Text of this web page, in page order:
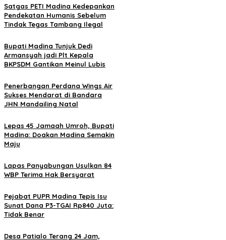
Satgas PETI Madina Kedepankan
Pendekatan Humanis Sebelum
Tindak Tegas Tambang Ilegal
Bupati Madina Tunjuk Dedi
Armansyah jadi Plt Kepala
BKPSDM Gantikan Meinul Lubis
Penerbangan Perdana Wings Air
Sukses Mendarat di Bandara
JHN Mandailing Natal
Lepas 45 Jamaah Umroh, Bupati
Madina: Doakan Madina Semakin
Maju
Lapas Panyabungan Usulkan 84
WBP Terima Hak Bersyarat
Pejabat PUPR Madina Tepis Isu
Sunat Dana P3-TGAI Rp840 Juta:
Tidak Benar
Desa Patialo Terang 24 Jam,